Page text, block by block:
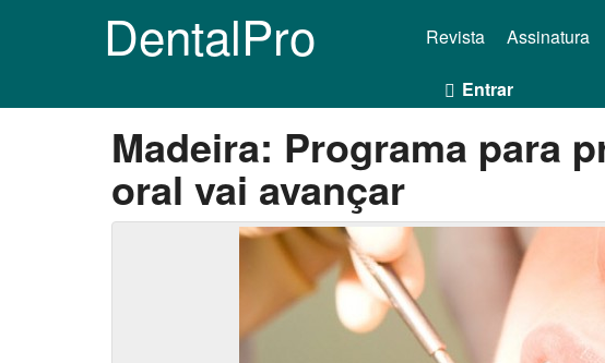
DentalPro Revista Assinatura
Entrar
Madeira: Programa para
oral vai avançar